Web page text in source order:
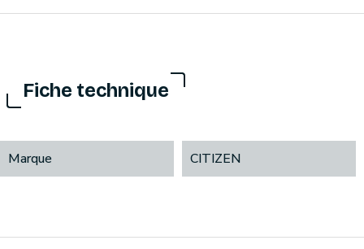
Fiche technique
Marque CITIZEN